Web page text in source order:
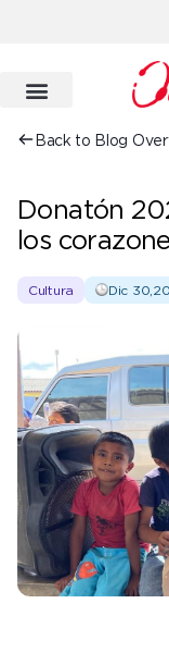
Back to Blog
Donatón
los
Cultura Dic